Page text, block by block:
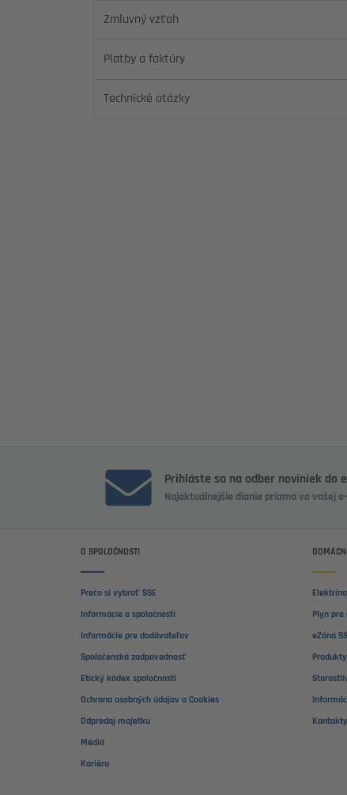
Zmluvný vzťah
Platby a faktúry
Technické otázky
Prihláste sa na odber noviniek do
Najaktuálnejšie dianie priamo vo vašej
O SPOLOČNOSTI
Prečo si vybrať SSE
Informácie o spoločnosti
Informácie pre dodávateľov
Spoločenská zodpovednosť
Etický kódex spoločnosti
Ochrana osobných údajov a Cookies
Odpredaj majetku
Médiá
Kariéra
Plyn pre
eZóna